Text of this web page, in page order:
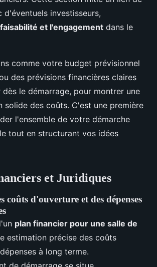
d'éventuels investisseurs,
faisabilité et l'engagement dans le
comme votre budget prévisionnel
des prévisions financières claires
le démarrage, pour montrer une
solide des coûts. C'est une première
l'ensemble de votre démarche
tout en structurant vos idées
et Juridiques
coûts d'ouverture et des dépenses
plan financier pour une salle de
estimation précise des coûts
à long terme.